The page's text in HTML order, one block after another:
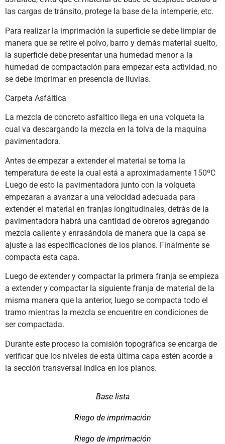
las cargas de tránsito, protege la base de la intemperie, etc.
Para realizar la imprimación la superficie se debe limpiar de
manera que se retire el polvo, barro y demás material suelto,
la superficie debe presentar una humedad menor a la
humedad de compactación para empezar esta actividad, no
se debe imprimar en presencia de lluvias.
Carpeta Asfáltica
La mezcla de concreto asfaltico llega en una volqueta la
cual va descargando la mezcla en la tolva de la maquina
pavimentadora.
Antes de empezar a extender el material se toma la
temperatura de este la cual está a aproximadamente 150ºC
Luego de esto la pavimentadora junto con la volqueta
empezaran a avanzar a una velocidad adecuada para
extender el material en franjas longitudinales, detrás de la
pavimentadora habrá una cantidad de obreros agregando
mezcla caliente y enrasándola de manera que la capa se
ajuste a las especificaciones de los planos. Finalmente se
compacta esta capa.
Luego de extender y compactar la primera franja se empieza
a extender y compactar la siguiente franja de material de la
misma manera que la anterior, luego se compacta todo el
tramo mientras la mezcla se encuentre en condiciones de
ser compactada.
Durante este proceso la comisión topográfica se encarga de
verificar que los niveles de esta última capa estén acorde a
la sección transversal indica en los planos.
Base lista
Riego de imprimación
Riego de imprimación